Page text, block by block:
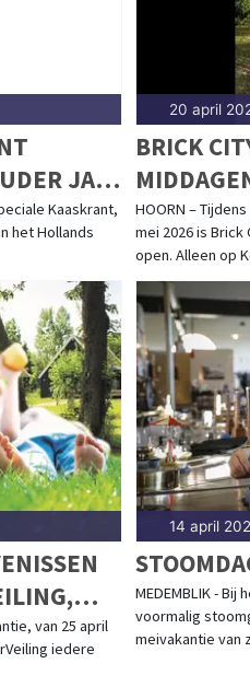
JAN
Kaaskrant,
het Hollands
20 april
BRICK
HOORN –
mei 2026 is
open. Alleen op
van 25 april
iedere
14 april
MEDEMBLIK -
voormalig
meivakantie van